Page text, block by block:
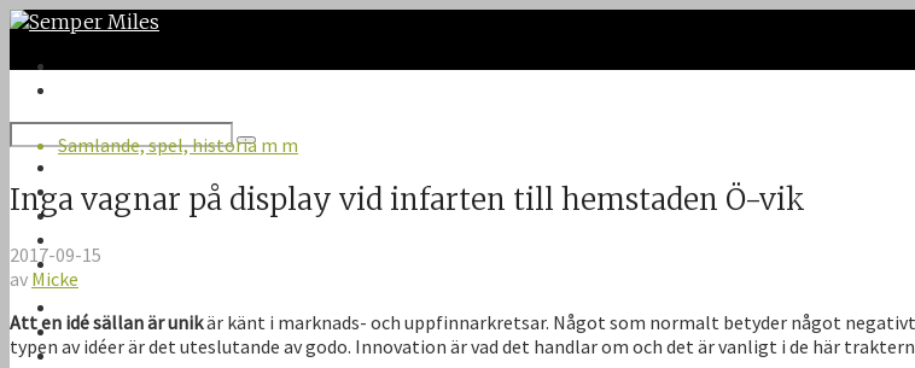
Google Plus
Instagram
Facebook
Första sidan
Om Semper Miles
Kontakt
Samlande, spel, historia m m
Inga vagnar på display vid infarten till hemstaden Ö-vik
2017-09-15
av Micke
Att en idé sällan är unikär känt i marknads- och uppfinnarkretsar. Något som normalt betyder något
typen av idéer är det uteslutande av godo. Innovation är vad det handlar om och det är vanligt i de här